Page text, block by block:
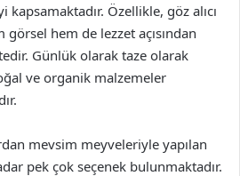
Özellikle, göz alıcı
görsel hem de lezzet açısından
Günlük olarak taze olarak
ve organik malzemeler
mevsim meyveleriyle yapılan
pek çok seçenek bulunmaktadır.